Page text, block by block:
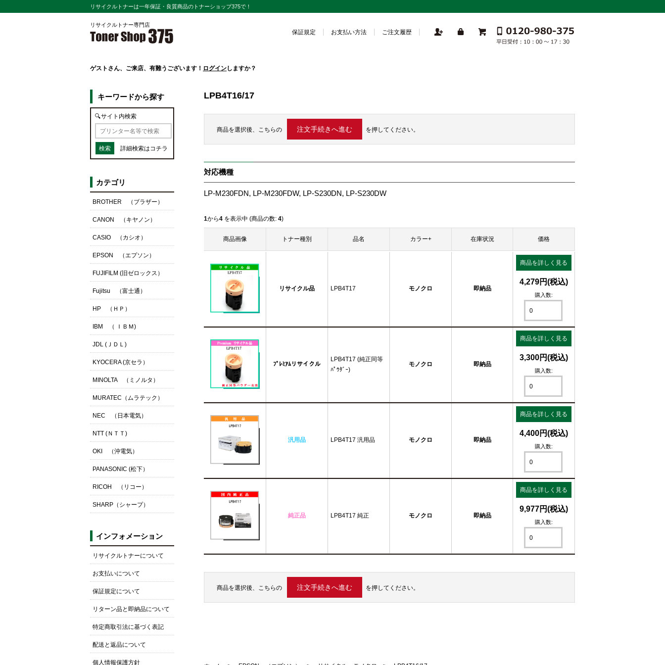
リサイクルトナーは一年保証・良質商品のトナーショップ375で！
リサイクルトナー専門店
保証規定 お支払い方法 ご注文履歴
ゲスト さん、ご来店、有難うございます！ ログインしますか？
キーワードから探す
🔍サイト内検索
詳細検索はコチラ
カテゴリ
BROTHER （ブラザー）
CANON （キヤノン）
CASIO （カシオ）
EPSON （エプソン）
FUJIFILM (旧ゼロックス）
Fujitsu （富士通）
HP （ＨＰ）
IBM （ ＩＢＭ)
JDL (ＪＤＬ)
KYOCERA (京セラ）
MINOLTA （ミノルタ）
MURATEC（ムラテック）
NEC （日本電気）
NTT (ＮＴＴ)
OKI （沖電気）
PANASONIC (松下）
RICOH （リコー）
SHARP（シャープ）
インフォメーション
リサイクルトナーについて
お支払いについて
保証規定について
リターン品と即納品について
特定商取引法に基づく表記
配送と返品について
個人情報保護方針
LPB4T16/17
商品を選択後、こちらの を押してください。
対応機種
LP-M230FDN, LP-M230FDW, LP-S230DN, LP-S230DW
1から4 を表示中 (商品の数: 4)
商品画像 トナー種別 品名 カラー+ 在庫状況 価格
リサイクル品 LPB4T17 モノクロ 即納品
商品を詳しく見る
4,279円(税込)
購入数:
ﾌﾟﾚﾐｱﾑリサイクル
LPB4T17 (純正同等
ﾊﾟｳﾀﾞｰ)
モノクロ 即納品
商品を詳しく見る
3,300円(税込)
購入数:
汎用品 LPB4T17 汎用品 モノクロ 即納品
商品を詳しく見る
4,400円(税込)
購入数:
純正品 LPB4T17 純正 モノクロ 即納品
商品を詳しく見る
9,977円(税込)
購入数:
商品を選択後、こちらの を押してください。